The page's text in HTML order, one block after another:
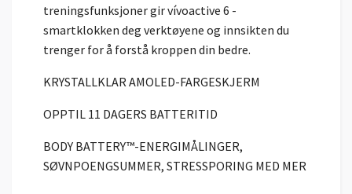
treningsfunksjoner gir vívoactive 6 -
smartklokken deg verktøyene og innsikten du
trenger for å forstå kroppen din bedre.
KRYSTALLKLAR AMOLED-FARGESKJERM
OPPTIL 11 DAGERS BATTERITID
BODY BATTERY™-ENERGIMÅLINGER,
SØVNPOENGSUMMER, STRESSPORING MED MER